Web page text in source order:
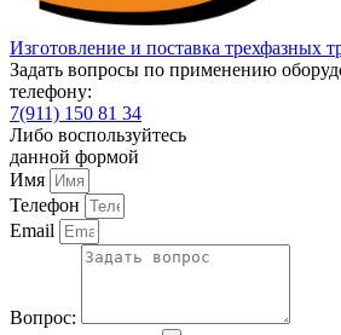
Изготовление и поставка трехфазных
Задать вопросы по применению
телефону:
7(911) 150 81 34
Либо воспользуйтесь
данной формой
Имя
Телефон
Email
Вопрос: